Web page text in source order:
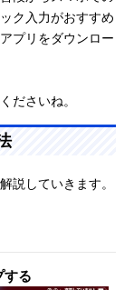
ク入力がおすすめ
プリをダウンロー
ださいね。
説していきます。
する